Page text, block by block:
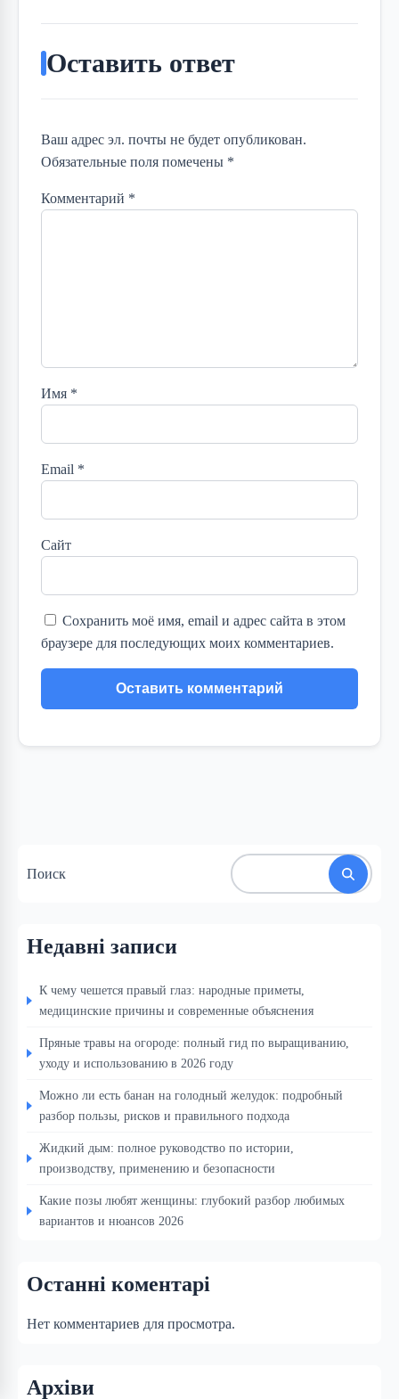
Оставить ответ
Ваш адрес эл. почты не будет опубликован.
Обязательные поля помечены *
Комментарий *
Имя *
Email *
Сайт
Сохранить моё имя, email и адрес сайта в этом
браузере для последующих моих комментариев.
Поиск
Недавні записи
К чему чешется правый глаз: народные приметы,
медицинские причины и современные объяснения
Пряные травы на огороде: полный гид по выращиванию,
уходу и использованию в 2026 году
Можно ли есть банан на голодный желудок: подробный
разбор пользы, рисков и правильного подхода
Жидкий дым: полное руководство по истории,
производству, применению и безопасности
Какие позы любят женщины: глубокий разбор любимых
вариантов и нюансов 2026
Останні коментарі
Нет комментариев для просмотра.
Архіви